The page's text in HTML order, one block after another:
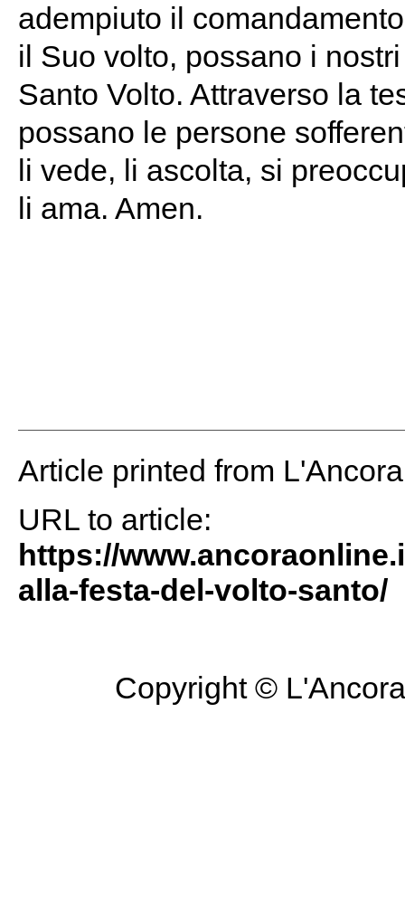
adempiuto il
il Suo volto, possano i
Santo Volto. Attraverso la
possano le persone
li vede, li ascolta, si
li ama. Amen.
Article printed from
URL to article:
https://
alla-festa-del-volto-santo/
Copyright ©